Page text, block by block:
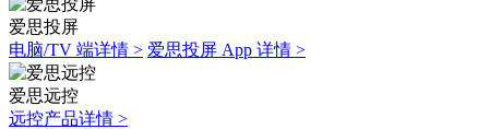
爱思投屏
电脑/TV 端详情 > 爱思投屏 App 详情 >
爱思远控
远控产品详情 >